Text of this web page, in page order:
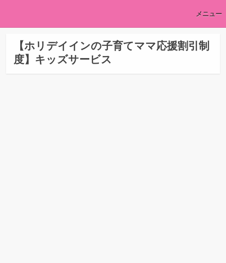
メニュー
【ホリデイインの子育てママ応援割引制
度】キッズサービス